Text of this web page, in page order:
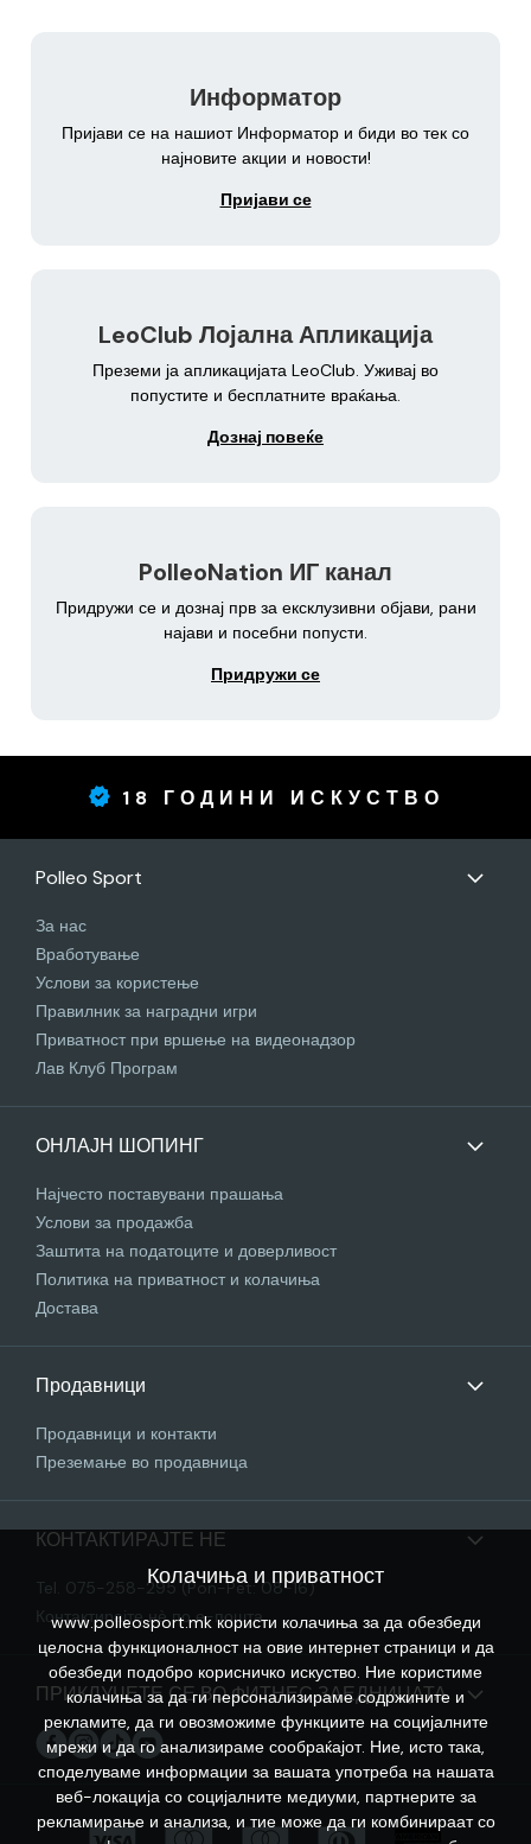
Информатор
Пријави се на нашиот Информатор и биди во тек со
најновите акции и новости!
Пријави се
LeoClub Лојална Апликација
Преземи ја апликацијата LeoClub. Уживај во
попустите и бесплатните враќања.
Дознај повеќе
PolleoNation ИГ канал
Придружи се и дознај прв за ексклузивни објави, рани
најави и посебни попусти.
Придружи се
18 ГОДИНИ ИСКУСТВО
Polleo Sport
За нас
Вработување
Услови за користење
Правилник за наградни игри
Приватност при вршење на видеонадзор
Лав Клуб Програм
ОНЛАЈН ШОПИНГ
Најчесто поставувани прашања
Услови за продажба
Заштита на податоците и доверливост
Политика на приватност и колачиња
Достава
Продавници
Продавници и контакти
Преземање во продавница
КОНТАКТИРАЈТЕ НЕ
Tel. 075-258-295 (Pon-Pet: 08-16)
Контактирајте нѐ по е-пошта
ПРИКЛУЧЕТЕ СЕ ВО ФИТНЕС ЗАЕДНИЦАТА
Колачиња и приватност
www.polleosport.mk користи колачиња за да обезбеди
целосна функционалност на овие интернет страници и да
обезбеди подобро корисничко искуство. Ние користиме
колачиња за да ги персонализираме содржините и
рекламите, да ги овозможиме функциите на социјалните
мрежи и да го анализираме сообраќајот. Ние, исто така,
споделуваме информации за вашата употреба на нашата
веб-локација со социјалните медиуми, партнерите за
рекламирање и анализа, и тие може да ги комбинираат со